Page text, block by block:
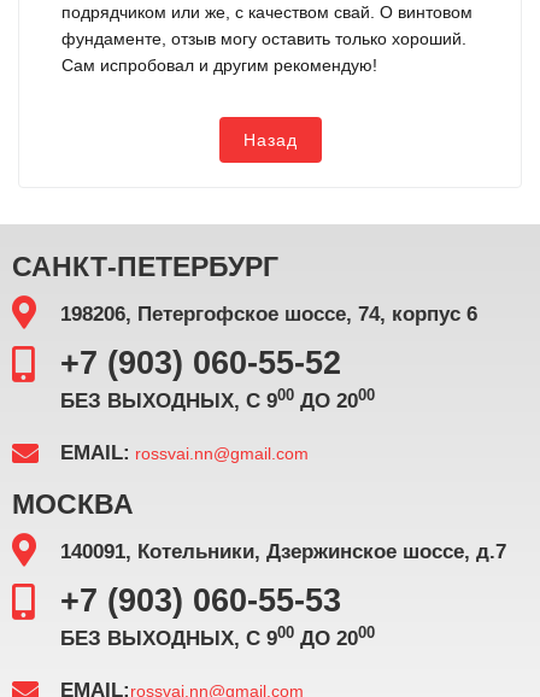
подрядчиком или же, с качеством свай. О винтовом
фундаменте, отзыв могу оставить только хороший.
Сам испробовал и другим рекомендую!
Назад
САНКТ-ПЕТЕРБУРГ
198206, Петергофское шоссе, 74, корпус 6
+7 (903) 060-55-52
БЕЗ ВЫХОДНЫХ, С 900 ДО 2000
EMAIL: rossvai.nn@gmail.com
МОСКВА
140091, Котельники, Дзержинское шоссе, д.7
+7 (903) 060-55-53
БЕЗ ВЫХОДНЫХ, С 900 ДО 2000
EMAIL:rossvai.nn@gmail.com